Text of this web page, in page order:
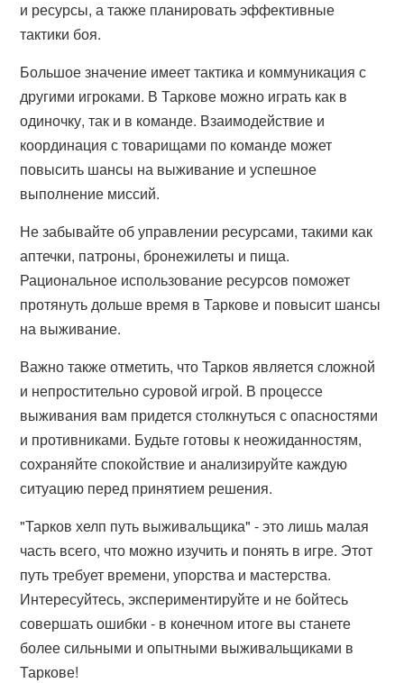
и ресурсы, а также планировать эффективные
тактики боя.
Большое значение имеет тактика и коммуникация с
другими игроками. В Таркове можно играть как в
одиночку, так и в команде. Взаимодействие и
координация с товарищами по команде может
повысить шансы на выживание и успешное
выполнение миссий.
Не забывайте об управлении ресурсами, такими как
аптечки, патроны, бронежилеты и пища.
Рациональное использование ресурсов поможет
протянуть дольше время в Таркове и повысит шансы
на выживание.
Важно также отметить, что Тарков является сложной
и непростительно суровой игрой. В процессе
выживания вам придется столкнуться с опасностями
и противниками. Будьте готовы к неожиданностям,
сохраняйте спокойствие и анализируйте каждую
ситуацию перед принятием решения.
"Тарков хелп путь выживальщика" - это лишь малая
часть всего, что можно изучить и понять в игре. Этот
путь требует времени, упорства и мастерства.
Интересуйтесь, экспериментируйте и не бойтесь
совершать ошибки - в конечном итоге вы станете
более сильными и опытными выживальщиками в
Таркове!